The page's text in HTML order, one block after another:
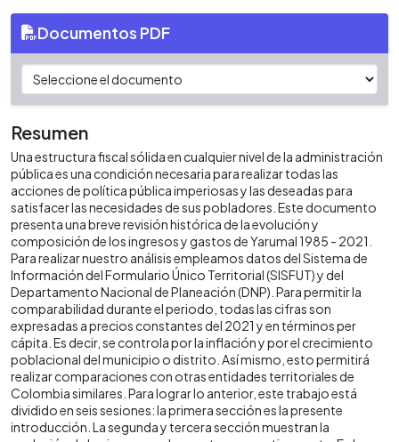
Documentos PDF
Resumen
Una estructura fiscal sólida en cualquier nivel de la administración
pública es una condición necesaria para realizar todas las
acciones de política pública imperiosas y las deseadas para
satisfacer las necesidades de sus pobladores. Este documento
presenta una breve revisión histórica de la evolución y
composición de los ingresos y gastos de Yarumal 1985 - 2021.
Para realizar nuestro análisis empleamos datos del Sistema de
Información del Formulario Único Territorial (SISFUT) y del
Departamento Nacional de Planeación (DNP). Para permitir la
comparabilidad durante el periodo, todas las cifras son
expresadas a precios constantes del 2021 y en términos per
cápita. Es decir, se controla por la inflación y por el crecimiento
poblacional del municipio o distrito. Así mismo, esto permitirá
realizar comparaciones con otras entidades territoriales de
Colombia similares. Para lograr lo anterior, este trabajo está
dividido en seis sesiones: la primera sección es la presente
introducción. La segunda y tercera sección muestran la